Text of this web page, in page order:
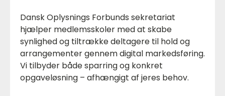
Dansk Oplysnings Forbunds sekretariat
hjælper medlemsskoler med at skabe
synlighed og tiltrække deltagere til hold og
arrangementer gennem digital markedsføring.
Vi tilbyder både sparring og konkret
opgaveløsning – afhængigt af jeres behov.